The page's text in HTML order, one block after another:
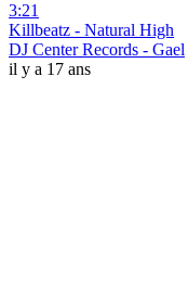
3:21
Killbeatz - Natural High
DJ Center Records - Gael
il y a 17 ans